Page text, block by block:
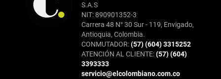
S.A.S
NIT: 890901352-3
Carrera 48 N° 30 Sur - 119, Envigado,
Antioquia, Colombia.
CONMUTADOR:(57) (604) 3315252
ATENCIÓN AL CLIENTE:(57) (604)
3393333
servicio@elcolombiano.com.co